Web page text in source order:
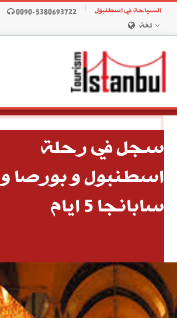
السياحة في اسطنبول 0090-5380693722
لغة
سجل في رحلة
اسطنبول و بورصا و
سابانجا 5 ايام